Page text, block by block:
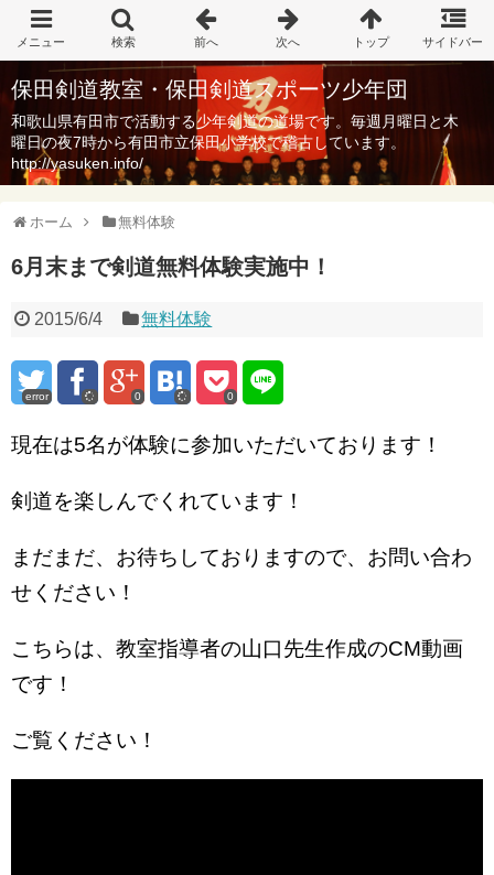
保田剣道教室・保田剣道スポーツ少年団
和歌山県有田市で活動する少年剣道の道場です。毎週月曜日と木
曜日の夜7時から有田市立保田小学校で稽古しています。
http://yasuken.info/
ホーム 無料体験
6月末まで剣道無料体験実施中！
2015/6/4 無料体験
error 0 0
現在は5名が体験に参加いただいております！
剣道を楽しんでくれています！
まだまだ、お待ちしておりますので、お問い合わ
せください！
こちらは、教室指導者の山口先生作成のCM動画
です！
ご覧ください！